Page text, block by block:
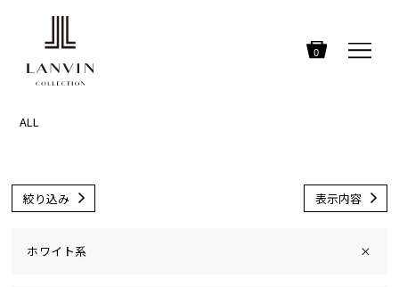
0
ALL
絞り込み 表示内容
ホワイト系 ×